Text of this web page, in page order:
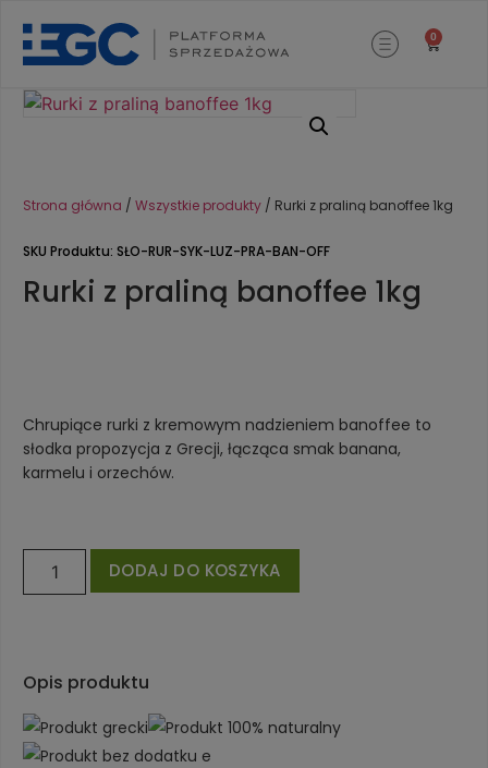
0
Strona główna / Wszystkie produkty / Rurki z praliną banoffee 1kg
SKU Produktu: SŁO-RUR-SYK-LUZ-PRA-BAN-OFF
Rurki z praliną banoffee 1kg
Chrupiące rurki z kremowym nadzieniem banoffee to
słodka propozycja z Grecji, łącząca smak banana,
karmelu i orzechów.
DODAJ DO KOSZYKA
Opis produktu